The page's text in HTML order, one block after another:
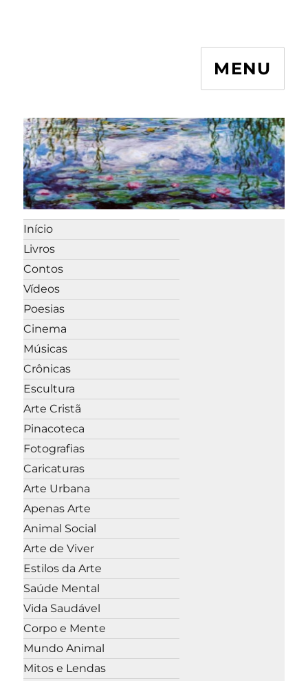
MENU
Início
Livros
Contos
Vídeos
Poesias
Cinema
Músicas
Crônicas
Escultura
Arte Cristã
Pinacoteca
Fotografias
Caricaturas
Arte Urbana
Apenas Arte
Animal Social
Arte de Viver
Estilos da Arte
Saúde Mental
Vida Saudável
Corpo e Mente
Mundo Animal
Mitos e Lendas